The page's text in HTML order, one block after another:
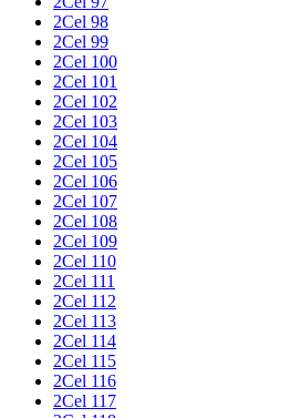
2Cel 98
2Cel 99
2Cel 100
2Cel 101
2Cel 102
2Cel 103
2Cel 104
2Cel 105
2Cel 106
2Cel 107
2Cel 108
2Cel 109
2Cel 110
2Cel 111
2Cel 112
2Cel 113
2Cel 114
2Cel 115
2Cel 116
2Cel 117